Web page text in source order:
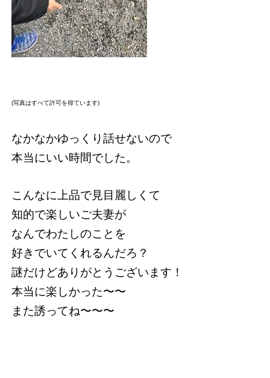
(写真はすべて許可を得ています)
なかなかゆっくり話せないので
本当にいい時間でした。
こんなに上品で見目麗しくて
知的で楽しいご夫妻が
なんでわたしのことを
好きでいてくれるんだろ？
謎だけどありがとうございます！
本当に楽しかった〜〜
また誘ってね〜〜〜